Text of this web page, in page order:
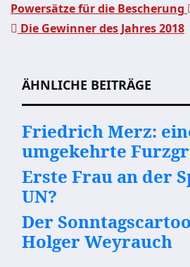
Powersätze für die Bescherung
Die Gewinner des Jahres 2018
ÄHNLICHE BEITRÄGE
Friedrich Merz:
umgekehrte
Erste Frau an der
UN?
Der
Holger Weyrauch